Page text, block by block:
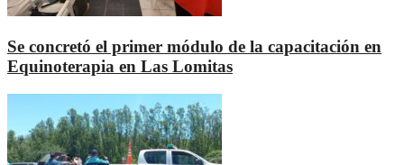
Se concretó el primer módulo de la capacitación en
Equinoterapia en Las Lomitas